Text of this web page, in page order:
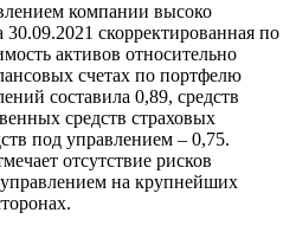
компании высоко
скорректированная по
активов относительно
счетах по портфелю
составила 0,89, средств
средств страховых
под управлением – 0,75.
отсутствие рисков
на крупнейших